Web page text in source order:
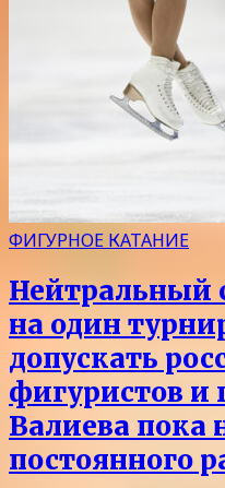
ФИГУРНОЕ КАТАНИЕ
Нейтральный
на один
допускать
фигуристов и
Валиева пока
постоянного